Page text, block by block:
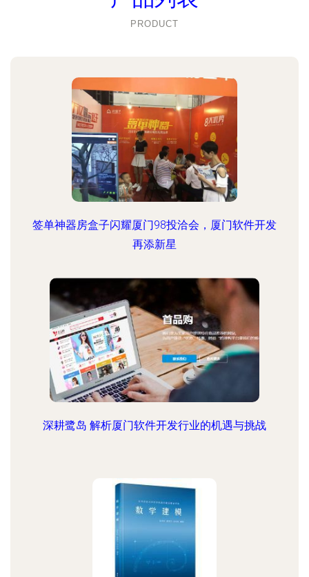
PRODUCT
签单神器房盒子闪耀厦门98投洽会，厦门软件开发
再添新星
深耕鹭岛 解析厦门软件开发行业的机遇与挑战